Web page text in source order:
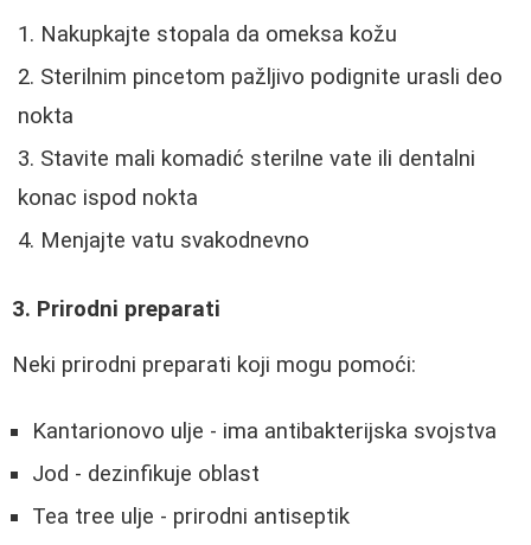
Nakupkajte stopala da omeksa kožu
Sterilnim pincetom pažljivo podignite urasli deo
nokta
Stavite mali komadić sterilne vate ili dentalni
konac ispod nokta
Menjajte vatu svakodnevno
3. Prirodni preparati
Neki prirodni preparati koji mogu pomoći:
Kantarionovo ulje - ima antibakterijska svojstva
Jod - dezinfikuje oblast
Tea tree ulje - prirodni antiseptik